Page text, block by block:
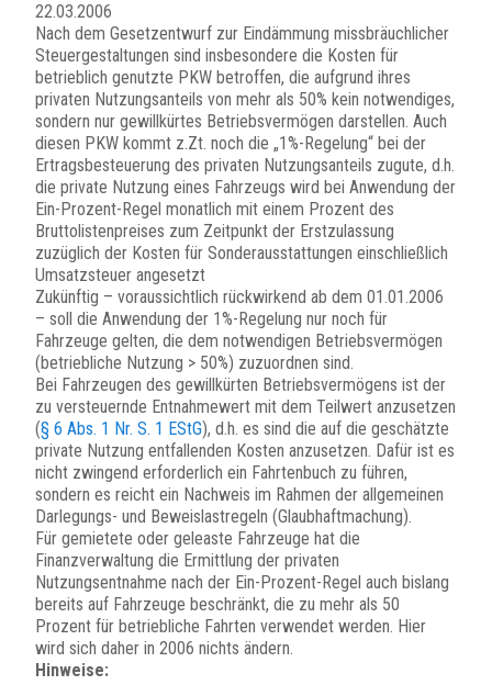
22.03.2006
Nach dem Gesetzentwurf zur Eindämmung missbräuchlicher
Steuergestaltungen sind insbesondere die Kosten für
betrieblich genutzte PKW betroffen, die aufgrund ihres
privaten Nutzungsanteils von mehr als 50% kein notwendiges,
sondern nur gewillkürtes Betriebsvermögen darstellen. Auch
diesen PKW kommt z.Zt. noch die „1%-Regelung“ bei der
Ertragsbesteuerung des privaten Nutzungsanteils zugute, d.h.
die private Nutzung eines Fahrzeugs wird bei Anwendung der
Ein-Prozent-Regel monatlich mit einem Prozent des
Bruttolistenpreises zum Zeitpunkt der Erstzulassung
zuzüglich der Kosten für Sonderausstattungen einschließlich
Umsatzsteuer angesetzt
Zukünftig – voraussichtlich rückwirkend ab dem 01.01.2006
– soll die Anwendung der 1%-Regelung nur noch für
Fahrzeuge gelten, die dem notwendigen Betriebsvermögen
(betriebliche Nutzung > 50%) zuzuordnen sind.
Bei Fahrzeugen des gewillkürten Betriebsvermögens ist der
zu versteuernde Entnahmewert mit dem Teilwert anzusetzen
(§ 6 Abs. 1 Nr. S. 1 EStG), d.h. es sind die auf die geschätzte
private Nutzung entfallenden Kosten anzusetzen. Dafür ist es
nicht zwingend erforderlich ein Fahrtenbuch zu führen,
sondern es reicht ein Nachweis im Rahmen der allgemeinen
Darlegungs- und Beweislastregeln (Glaubhaftmachung).
Für gemietete oder geleaste Fahrzeuge hat die
Finanzverwaltung die Ermittlung der privaten
Nutzungsentnahme nach der Ein-Prozent-Regel auch bislang
bereits auf Fahrzeuge beschränkt, die zu mehr als 50
Prozent für betriebliche Fahrten verwendet werden. Hier
wird sich daher in 2006 nichts ändern.
Hinweise: